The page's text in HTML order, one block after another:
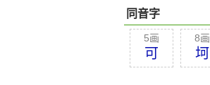
同音字
5画
可
8画
坷